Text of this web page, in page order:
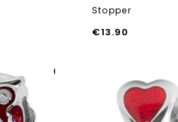
Stopper
€13.90